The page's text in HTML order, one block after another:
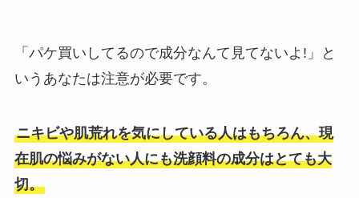
「パケ買いしてるので成分なんて見てないよ!」と
いうあなたは注意が必要です。
ニキビや肌荒れを気にしている人はもちろん、現
在肌の悩みがない人にも洗顔料の成分はとても大
切。